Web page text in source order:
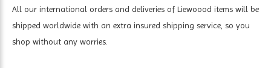
All our international orders and deliveries of Liewoood items will be
shipped worldwide with an extra insured shipping service, so you
shop without any worries.